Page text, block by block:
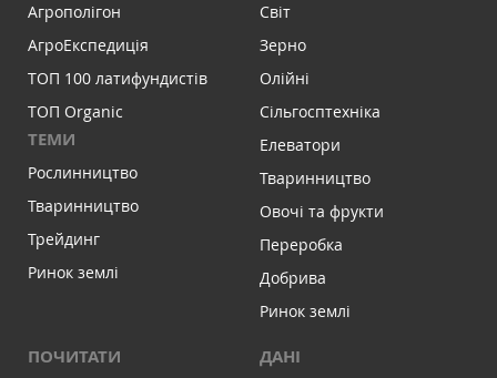
Агрополігон
АгроЕкспедиція
ТОП 100 латифундистів
ТОП Organic
ТЕМИ
Рослинництво
Тваринництво
Трейдинг
Ринок землі
Світ
Зерно
Олійні
Сільгосптехніка
Елеватори
Тваринництво
Овочі та фрукти
Переробка
Добрива
Ринок землі
ПОЧИТАТИ ДАНІ